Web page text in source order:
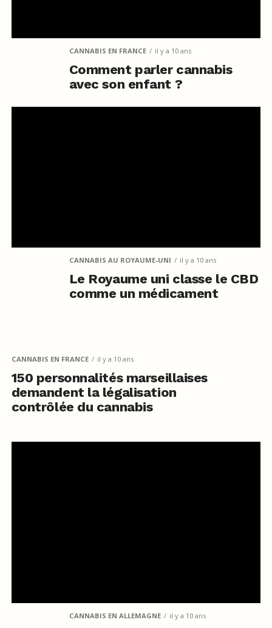
CANNABIS EN FRANCE il y a 10 ans
Comment parler cannabis
avec son enfant ?
CANNABIS AU ROYAUME-UNI il y a 10 ans
Le Royaume uni classe le CBD
comme un médicament
CANNABIS EN FRANCE il y a 10 ans
150 personnalités marseillaises
demandent la légalisation
contrôlée du cannabis
CANNABIS EN ALLEMAGNE il y a 10 ans